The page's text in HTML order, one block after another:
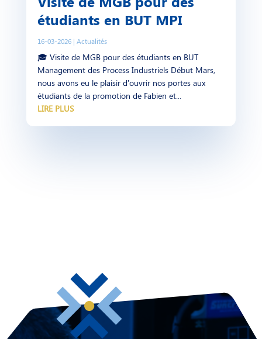
étudiants en BUT MPI
16-03-2026| Actualités
🎓 Visite de MGB pour des étudiants en BUT
Management des Process Industriels Début Mars,
nous avons eu le plaisir d’ouvrir nos portes aux
étudiants de la promotion de Fabien et...
LIRE PLUS